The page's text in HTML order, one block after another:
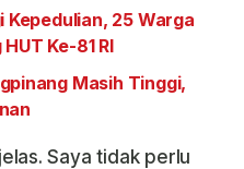
25 Warga
Ke-81 RI
Masih Tinggi,
Saya tidak perlu